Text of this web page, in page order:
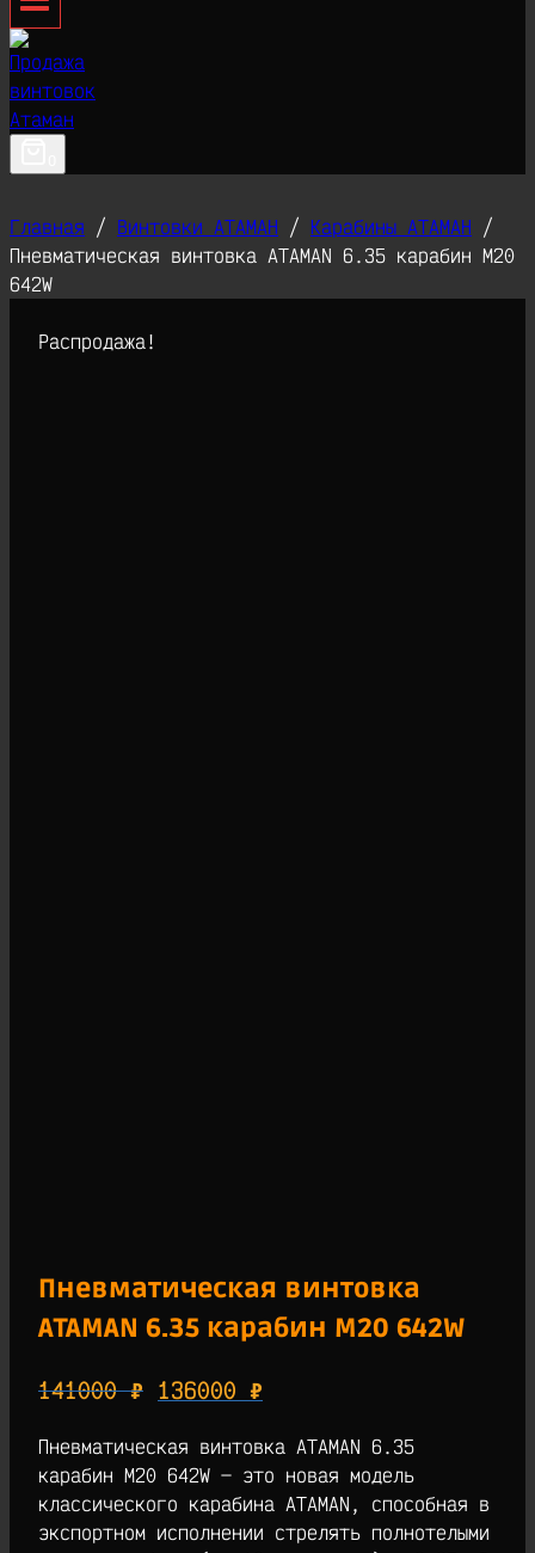
Главная / Винтовки АТАМАН / Карабины АТАМАН /
Пневматическая винтовка ATAMAN 6.35 карабин M20
642W
Распродажа!
Пневматическая винтовка
ATAMAN 6.35 карабин M20 642W
141000₽ Первоначальная
составляла
141000 ₽.
136000 ₽
136000 ₽.
Пневматическая винтовка ATAMAN 6.35
карабин M20 642W — это новая модель
классического карабина ATAMAN, способная в
экспортном исполнении стрелять полнотелыми